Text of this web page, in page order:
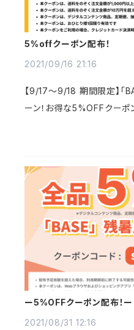
5%offクーポン配布！
2021/09/16 21:16
【9/17～9/18 期間限定】「
ーン！お得な5%OFFクー
ー5%OFFクーポン配布！ー
2021/08/31 12:16